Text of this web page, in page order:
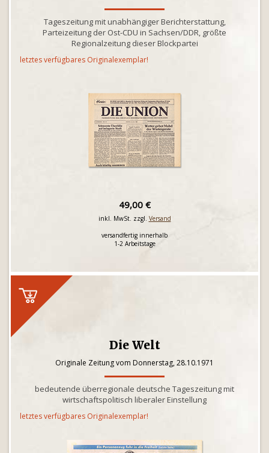
Tageszeitung mit unabhängiger Berichterstattung,
Parteizeitung der Ost-CDU in Sachsen/DDR, größte
Regionalzeitung dieser Blockpartei
letztes verfügbares Originalexemplar!
49,00 €
inkl. MwSt. zzgl. Versand
versandfertig innerhalb
1-2 Arbeitstage
Die Welt
Originale Zeitung vom Donnerstag, 28.10.1971
bedeutende überregionale deutsche Tageszeitung mit
wirtschaftspolitisch liberaler Einstellung
letztes verfügbares Originalexemplar!